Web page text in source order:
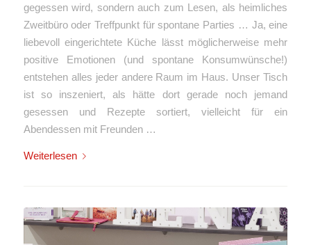
gegessen wird, sondern auch zum Lesen, als heimliches
Zweitbüro oder Treffpunkt für spontane Parties … Ja, eine
liebevoll eingerichtete Küche lässt möglicherweise mehr
positive Emotionen (und spontane Konsumwünsche!)
entstehen alles jeder andere Raum im Haus. Unser Tisch
ist so inszeniert, als hätte dort gerade noch jemand
gesessen und Rezepte sortiert, vielleicht für ein
Abendessen mit Freunden …
Weiterlesen